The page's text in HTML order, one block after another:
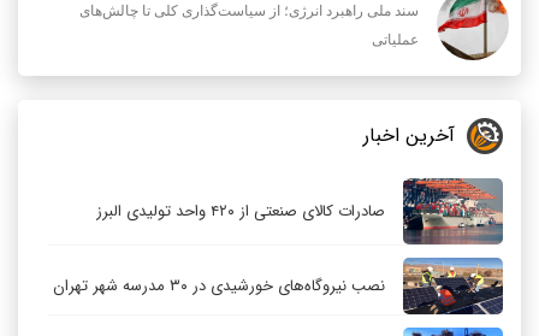
سند ملی راهبرد انرژی؛ از سیاست‌گذاری کلی تا چالش‌های
عملیاتی
آخرین اخبار
صادرات کالای صنعتی از ۴۲۰ واحد تولیدی البرز
نصب نیروگاه‌های خورشیدی در ۳۰ مدرسه شهر تهران